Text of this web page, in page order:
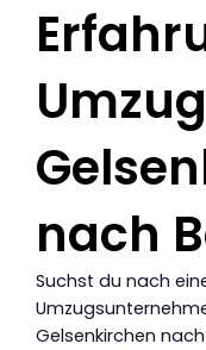
nach
Suchst du nach
Gelsenkirchen